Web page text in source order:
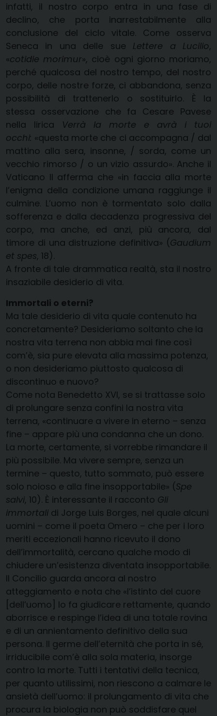
infatti, il nostro corpo entra in una fase di
declino, che porta inarrestabilmente alla
conclusione del ciclo vitale. Come osserva
Seneca in una delle sue Lettere a Lucilio,
«cotidie morimur», cioè ogni giorno moriamo,
perché qualcosa del nostro tempo, del nostro
corpo, delle nostre forze, ci abbandona, senza
possibilità di trattenerlo o sostituirlo. È la
stessa osservazione che fa Cesare Pavese
nella lirica Verrà la morte e avrà i tuoi
occhi: «questa morte che ci accompagna / dal
mattino alla sera, insonne, / sorda, come un
vecchio rimorso / o un vizio assurdo». Anche il
Vaticano II afferma che «in faccia alla morte
l’enigma della condizione umana raggiunge il
culmine. L’uomo non è tormentato solo dalla
sofferenza e dalla decadenza progressiva del
corpo, ma anche, ed anzi, più ancora, dal
timore di una distruzione definitiva» (Gaudium
et spes, 18).
A fronte di tale drammatica realtà, sta il nostro
insaziabile desiderio di vita.
Immortali o eterni?
Ma tale desiderio di vita quale contenuto ha
concretamente? Desideriamo soltanto che la
nostra vita terrena non abbia mai fine così
com’è, sia pure elevata alla massima potenza,
o non desideriamo piuttosto qualcosa di
discontinuo e nuovo?
Come nota Benedetto XVI, se si trattasse solo
di prolungare senza confini la nostra vita
terrena, «continuare a vivere in eterno – senza
fine – appare più una condanna che un dono.
La morte, certamente, si vorrebbe rimandare il
più possibile. Ma vivere sempre, senza un
termine – questo, tutto sommato, può essere
solo noioso e alla fine insopportabile» (Spe
salvi, 10). È interessante il racconto Gli
immortali di Jorge Luis Borges, nel quale alcuni
uomini – come il poeta Omero – che per i loro
meriti eccezionali hanno ricevuto il dono
dell’immortalità, cercano qualche modo di
chiudere un’esistenza diventata insopportabile.
Il Concilio guarda ancora al nostro
atteggiamento e nota che «l’istinto del cuore
[dell’uomo] lo fa giudicare rettamente, quando
aborrisce e respinge l’idea di una totale rovina
e di un annientamento definitivo della sua
persona. Il germe dell’eternità che porta in sé,
irriducibile com’è alla sola materia, insorge
contro la morte. Tutti i tentativi della tecnica,
per quanto utilissimi, non riescono a calmare le
ansietà dell’uomo: il prolungamento di vita che
procura la biologia non può soddisfare quel